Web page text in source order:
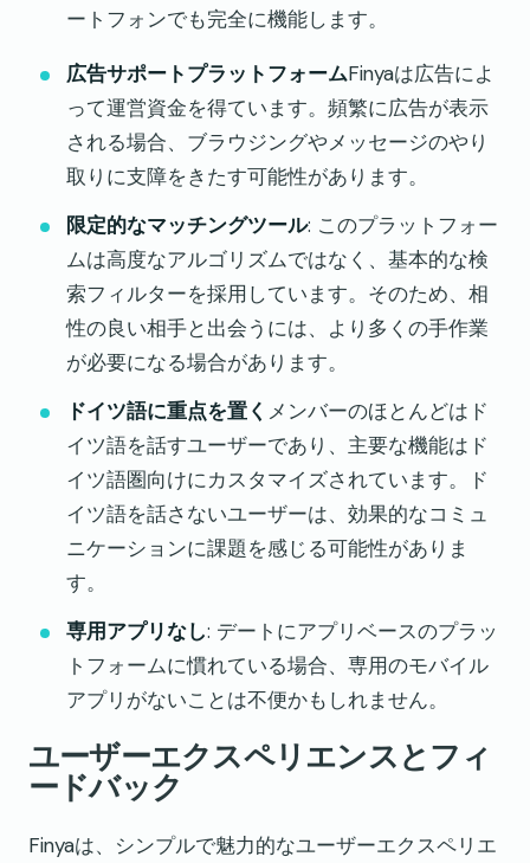
ートフォンでも完全に機能します。
広告サポートプラットフォームFinyaは広告によ
って運営資金を得ています。頻繁に広告が表示
される場合、ブラウジングやメッセージのやり
取りに支障をきたす可能性があります。
限定的なマッチングツール: このプラットフォー
ムは高度なアルゴリズムではなく、基本的な検
索フィルターを採用しています。そのため、相
性の良い相手と出会うには、より多くの手作業
が必要になる場合があります。
ドイツ語に重点を置く メンバーのほとんどはド
イツ語を話すユーザーであり、主要な機能はド
イツ語圏向けにカスタマイズされています。ド
イツ語を話さないユーザーは、効果的なコミュ
ニケーションに課題を感じる可能性がありま
す。
専用アプリなし: デートにアプリベースのプラッ
トフォームに慣れている場合、専用のモバイル
アプリがないことは不便かもしれません。
ユーザーエクスペリエンスとフィ
ードバック
Finyaは、シンプルで魅力的なユーザーエクスペリエ